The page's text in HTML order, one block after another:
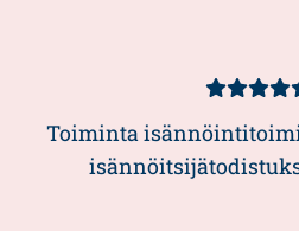
Kundbetyg
5/5
Toiminta